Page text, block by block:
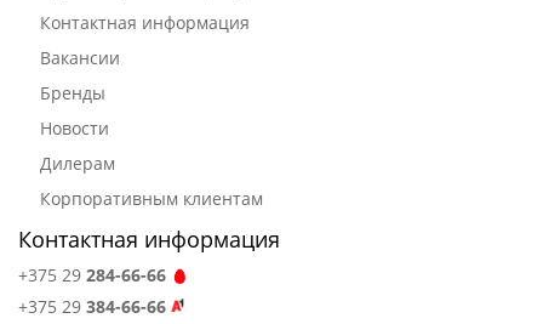
Контактная информация
Вакансии
Бренды
Новости
Дилерам
Корпоративным клиентам
Контактная информация
+375 29 284-66-66
+375 29 384-66-66